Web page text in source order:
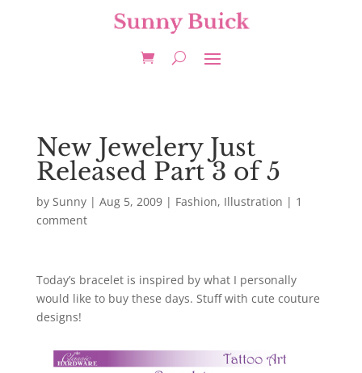
New Jewelery Just
Released Part 3 of 5
by Sunny| Aug 5, 2009| Fashion, Illustration | 1
comment
Today’s bracelet is inspired by what I personally
would like to buy these days. Stuff with cute couture
designs!